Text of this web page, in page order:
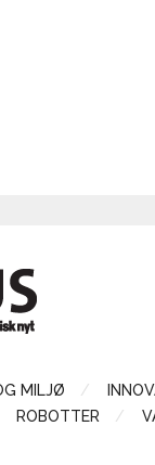
MILJØ
ROBOTTER